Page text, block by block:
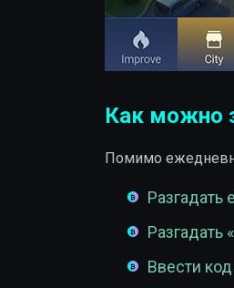
Как можно
Помимо
Разгадать
Ввести